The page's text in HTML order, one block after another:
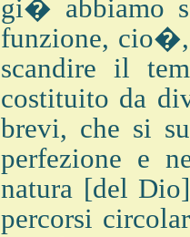
gi� abbiamo
funzione, cio�,
scandire il
costituito da
brevi, che si
perfezione e
natura [del
percorsi